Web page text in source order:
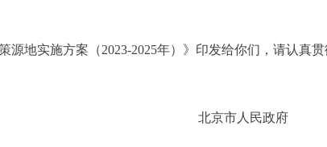
地实施方案（2023-2025年）》印发给你们，请认真贯
北京市人民政